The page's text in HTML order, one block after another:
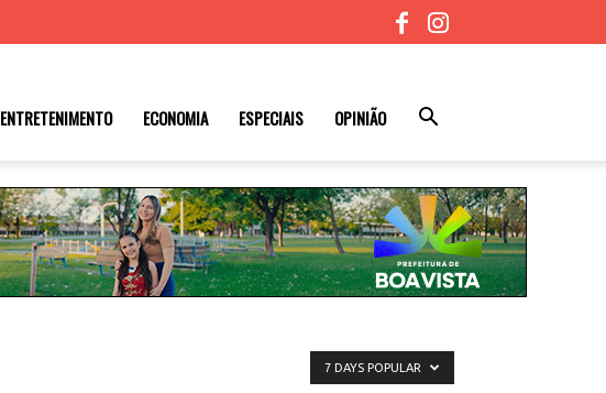
ENTRETENIMENTO ECONOMIA ESPECIAIS OPINIÃO
7 DAYS POPULAR